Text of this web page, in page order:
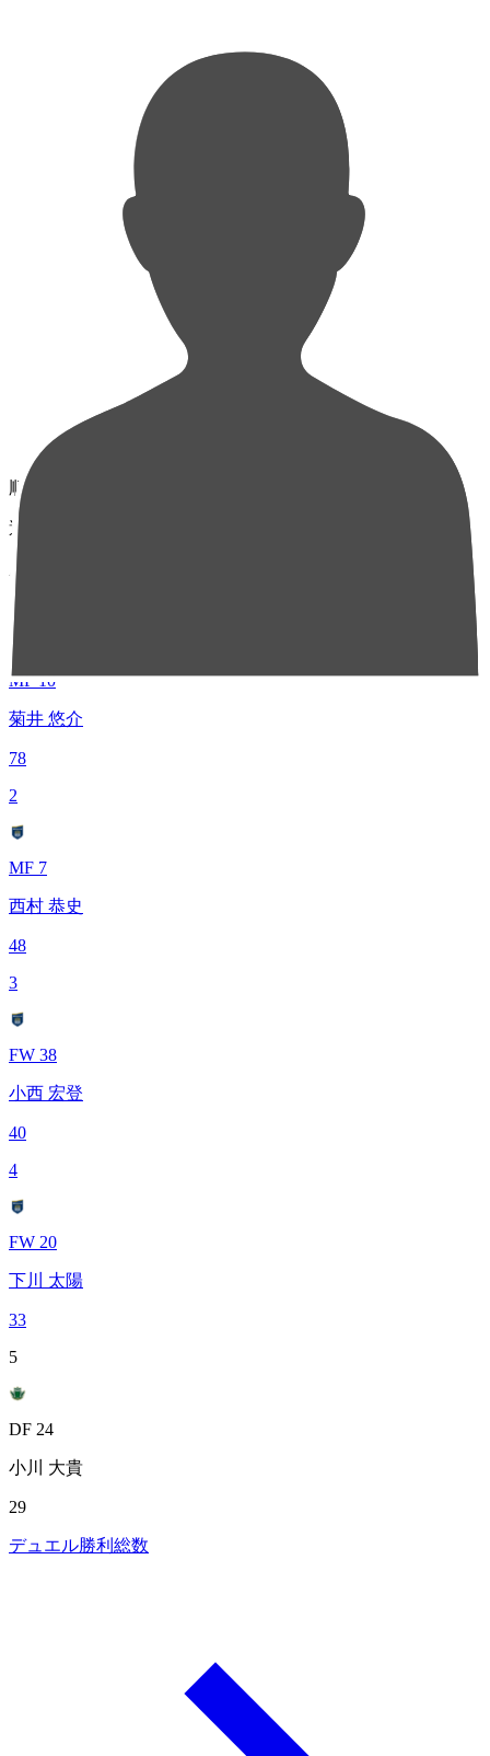
順位
選手名
成績
1
MF 10
菊井 悠介
78
2
MF 7
西村 恭史
48
3
FW 38
小西 宏登
40
4
FW 20
下川 太陽
33
5
DF 24
小川 大貴
29
デュエル勝利総数